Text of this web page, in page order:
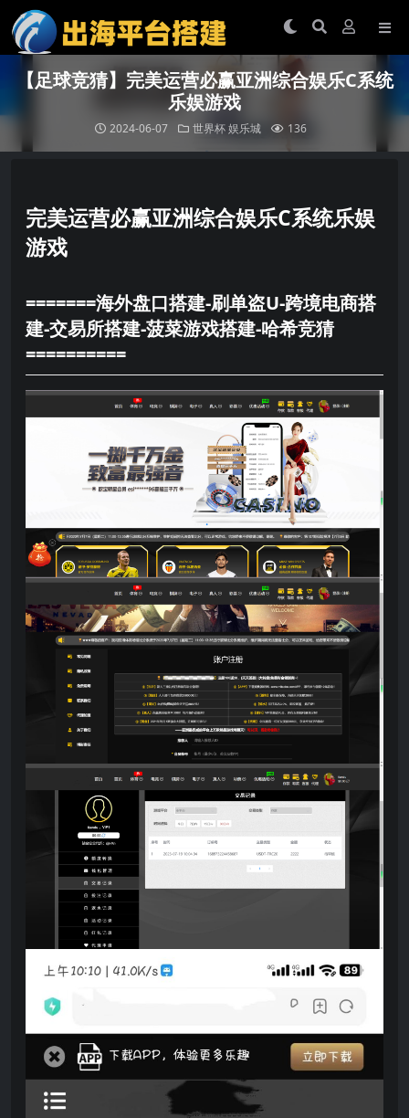
【足球竞猜】完美运营必赢亚洲综合娱乐C系统
乐娱游戏
2024-06-07 世界杯娱乐城 136
完美运营必赢亚洲综合娱乐C系统乐娱
游戏
=======海外盘口搭建-刷单盗U-跨境电商搭
建-交易所搭建-菠菜游戏搭建-哈希竞猜
==========